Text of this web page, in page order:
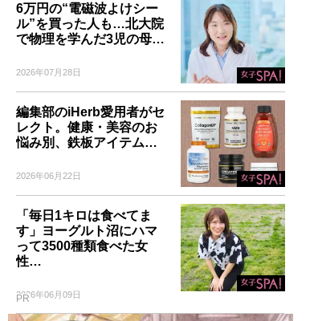
6万円の“電磁波よけシー
ル”を買った人も…北大院
で物理を学んだ3児の母…
2026年07月28日
編集部のiHerb愛用者がセ
レクト。健康・美容のお
悩み別、鉄板アイテム…
2026年06月22日
「毎日1キロは食べてま
す」ヨーグルト沼にハマ
って3500種類食べた女
性…
2026年06月09日
PR